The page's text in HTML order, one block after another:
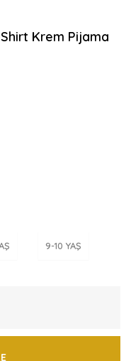
Krem Pijama
9-10 YAŞ